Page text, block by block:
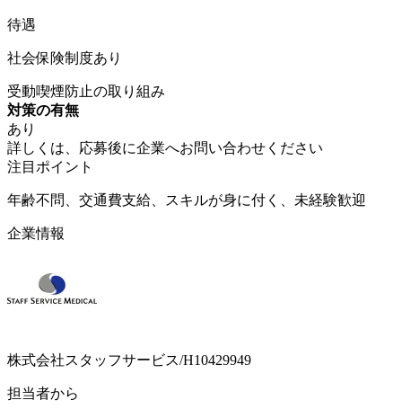
待遇
社会保険制度あり
受動喫煙防止の取り組み
対策の有無
あり
詳しくは、応募後に企業へお問い合わせください
注目ポイント
年齢不問、交通費支給、スキルが身に付く、未経験歓迎
企業情報
株式会社スタッフサービス/H10429949
担当者から